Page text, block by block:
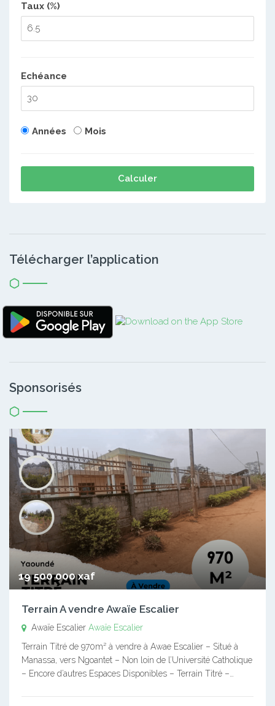
Taux (%)
Echéance
Années Mois
Calculer
Télécharger l’application
Sponsorisés
19 500 000 xaf
Terrain A vendre Awaïe Escalier
Awaïe Escalier Awaïe Escalier
Terrain Titré de 970m² à vendre à Awae Escalier – Situé à
Manassa, vers Ngoantet – Non loin de l’Université Catholique
– Encore d’autres Espaces Disponibles – Terrain Titré –…